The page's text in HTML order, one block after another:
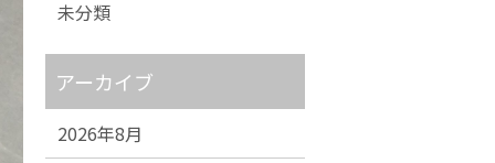
未分類
アーカイブ
2026年8月